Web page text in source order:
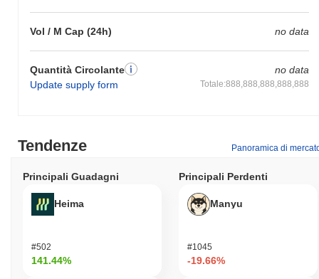
Vol / M Cap (24h) no data
Quantità Circolante
Update supply form
no data
Totale:888,888,888,888,888
Tendenze Panoramica di
Principali Guadagni
Heima
#502
141.44%
Principali Perdenti
Manyu
#1045
-19.66%